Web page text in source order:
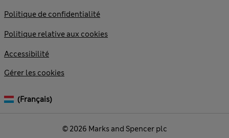
© 2026 Marks and Spencer plc
Politique de confidentialité
Politique relative aux cookies
Accessibilité
Gérer les cookies
(français)